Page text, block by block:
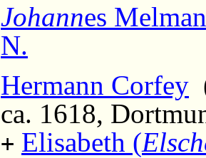
Johannes
N.
Hermann Corfey
ca. 1618,
+ Elisabeth (